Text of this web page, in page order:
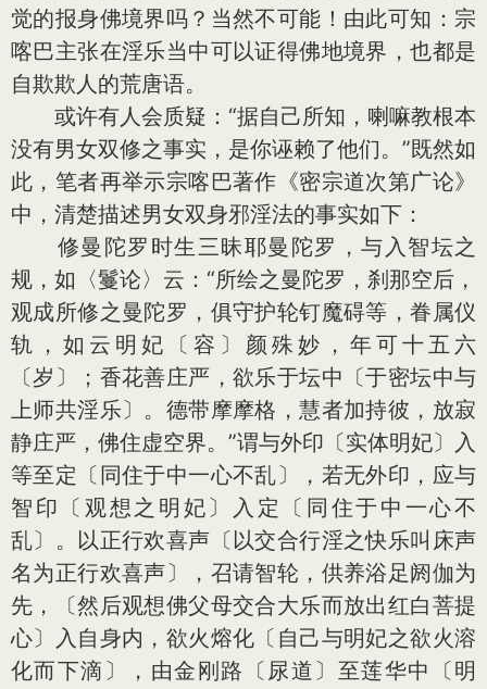
觉的报身佛境界吗？当然不可能！由此可知：宗
喀巴主张在淫乐当中可以证得佛地境界，也都是
自欺欺人的荒唐语。
或许有人会质疑：“据自己所知，喇嘛教根本
没有男女双修之事实，是你诬赖了他们。”既然如
此，笔者再举示宗喀巴著作《密宗道次第广论》
中，清楚描述男女双身邪淫法的事实如下：
修曼陀罗时生三昧耶曼陀罗，与入智坛之
规，如〈鬘论〉云：“所绘之曼陀罗，刹那空后，
观成所修之曼陀罗，俱守护轮钉魔碍等，眷属仪
轨，如云明妃〔容〕颜殊妙，年可十五六
〔岁〕；香花善庄严，欲乐于坛中〔于密坛中与
上师共淫乐〕。德带摩摩格，慧者加持彼，放寂
静庄严，佛住虚空界。”谓与外印〔实体明妃〕入
等至定〔同住于中一心不乱〕，若无外印，应与
智印〔观想之明妃〕入定〔同住于中一心不
乱〕。以正行欢喜声〔以交合行淫之快乐叫床声
名为正行欢喜声〕，召请智轮，供养浴足阏伽为
先，〔然后观想佛父母交合大乐而放出红白菩提
心〕入自身内，欲火熔化〔自己与明妃之欲火溶
化而下滴〕，由金刚路〔尿道〕至莲华中〔明